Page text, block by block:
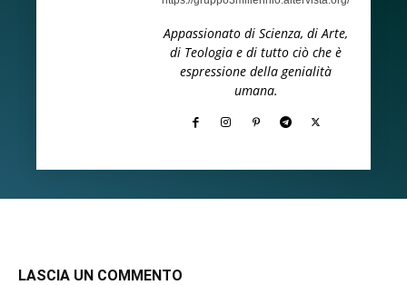
Appassionato di Scienza, di Arte,
di Teologia e di tutto ciò che è
espressione della genialità
umana.
LASCIA UN COMMENTO